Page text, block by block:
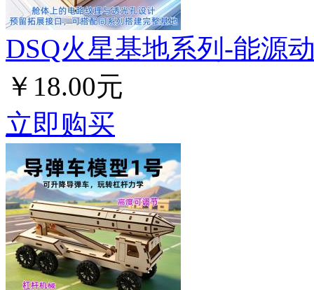
DSQ火星基地系列-能源
￥18.00元
立即购买